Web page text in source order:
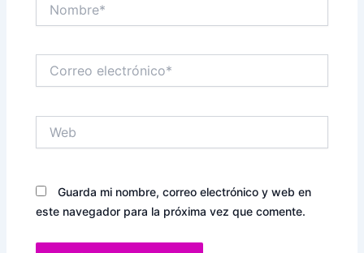
electrónico*
Guarda mi nombre, correo electrónico y web en
este navegador para la próxima vez que comente.